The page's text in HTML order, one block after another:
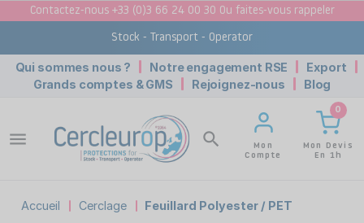
Contactez-nous +33 (0)3 66 24 00 30 Ou faites-vous rappeler
Stock - Transport - Operator
Qui sommes nous ? Notre engagement RSE
Export
Grands comptes & GMS
Rejoignez-nous Blog
search
Mon
Compte
0
Mon Devis
En 1h
menu
Accueil Cerclage Feuillard Polyester / PET